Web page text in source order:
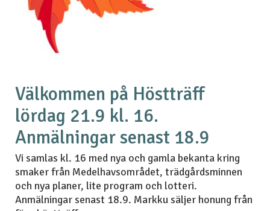
Välkommen på Höstträff
lördag 21.9 kl. 16.
Anmälningar senast 18.9
Vi samlas kl. 16 med nya och gamla bekanta kring
smaker från Medelhavsområdet, trädgårdsminnen
och nya planer, lite program och lotteri.
Anmälningar senast 18.9. Markku säljer honung från